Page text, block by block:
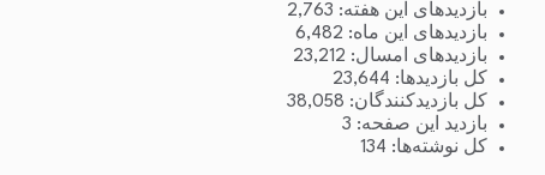
بازدیدهای این هفته: 2,763
بازدیدهای این ماه: 6,482
بازدیدهای امسال: 23,212
کل بازدیدها: 23,644
کل بازدیدکنند‌گان: 38,058
بازدید این صفحه: 3
کل نوشته‌ها: 134